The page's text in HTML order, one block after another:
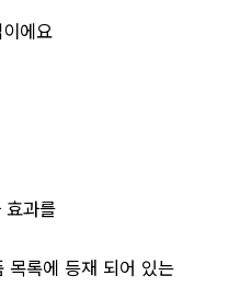
에요
효과를
목록에 등재 되어 있는